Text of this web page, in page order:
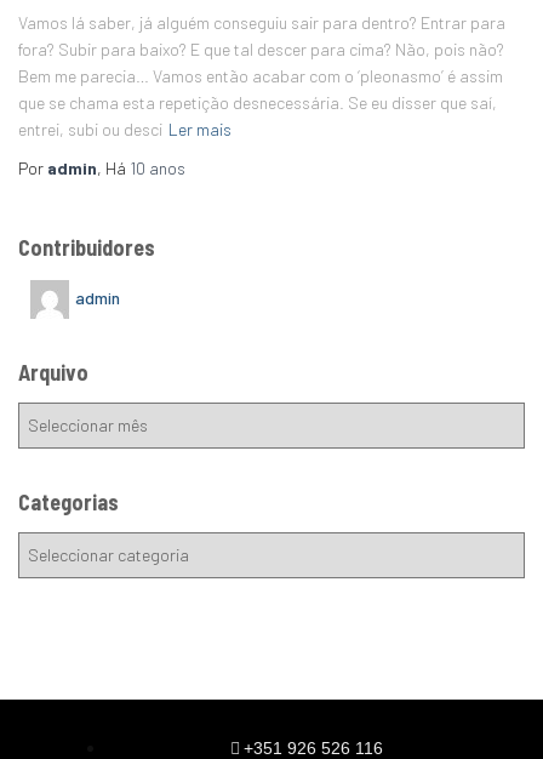
Vamos lá saber, já alguém conseguiu sair para dentro? Entrar para
fora? Subir para baixo? E que tal descer para cima? Não, pois não?
Bem me parecia… Vamos então acabar com o ‘pleonasmo’ é assim
que se chama esta repetição desnecessária. Se eu disser que saí,
entrei, subi ou desci Ler mais
Por admin, Há 10 anos
Contribuidores
admin
Arquivo
Categorias
+351 926 526 116